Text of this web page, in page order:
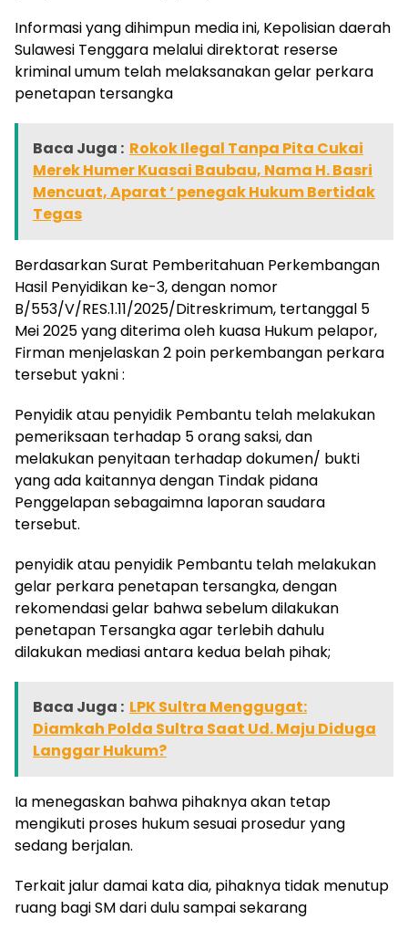
Informasi yang dihimpun media ini, Kepolisian daerah
Sulawesi Tenggara melalui direktorat reserse
kriminal umum telah melaksanakan gelar perkara
penetapan tersangka
Baca Juga : Rokok Ilegal Tanpa Pita Cukai
Merek Humer Kuasai Baubau, Nama H. Basri
Mencuat, Aparat ‘ penegak Hukum Bertidak
Tegas
Berdasarkan Surat Pemberitahuan Perkembangan
Hasil Penyidikan ke-3, dengan nomor
B/553/V/RES.1.11/2025/Ditreskrimum, tertanggal 5
Mei 2025 yang diterima oleh kuasa Hukum pelapor,
Firman menjelaskan 2 poin perkembangan perkara
tersebut yakni :
Penyidik atau penyidik Pembantu telah melakukan
pemeriksaan terhadap 5 orang saksi, dan
melakukan penyitaan terhadap dokumen/ bukti
yang ada kaitannya dengan Tindak pidana
Penggelapan sebagaimna laporan saudara
tersebut.
penyidik atau penyidik Pembantu telah melakukan
gelar perkara penetapan tersangka, dengan
rekomendasi gelar bahwa sebelum dilakukan
penetapan Tersangka agar terlebih dahulu
dilakukan mediasi antara kedua belah pihak;
Baca Juga : LPK Sultra Menggugat:
Diamkah Polda Sultra Saat Ud. Maju Diduga
Langgar Hukum?
Ia menegaskan bahwa pihaknya akan tetap
mengikuti proses hukum sesuai prosedur yang
sedang berjalan.
Terkait jalur damai kata dia, pihaknya tidak menutup
ruang bagi SM dari dulu sampai sekarang